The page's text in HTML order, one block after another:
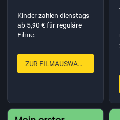
Kinder zahlen dienstags
ab 5,90 € für reguläre
Filme.
ZUR FILMAUSWAHL